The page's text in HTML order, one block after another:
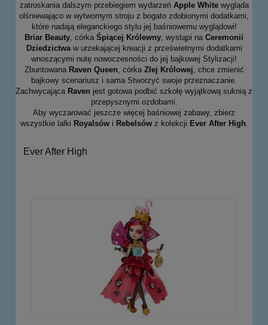
zatroskania dalszym przebiegiem wydarzeń Apple Whitewygląda
olśniewająco w wytwornym stroju z bogato zdobionymi dodatkami,
które nadają eleganckiego stylu jej baśniowemu wyglądowi!
Briar Beauty, córka Śpiącej Królewny, wystąpi na Ceremonii
Dziedzictwaw urzekającej kreacji z prześwietnymi dodatkami
wnoszącymi nutę nowoczesności do jej bajkowej Stylizacji!
Zbuntowana Raven Queen, córka Złej Królowej, chce zmienić
bajkowy scenariusz i sama Stworzyć swoje przeznaczanie.
Zachwycająca Raven jest gotowa podbić szkołę wyjątkową suknią z
przepysznymi ozdobami.
Aby wyczarować jeszcze więcej baśniowej zabawy, zbierz
wszystkie lalki Royalsówi Rebelsówz kolekcji Ever After High.
Ever After High